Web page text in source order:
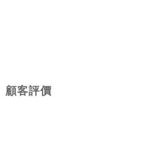
顧客評價